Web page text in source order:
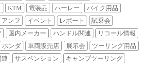
KTM 電装品 ハーレー
バイク用品
アンフ イベント レポート
試乗会
国内メーカー ハンドル関連
リコール情報
ホンダ 車両販売店 展示会
ツーリング用品
連 サスペンション
キャンプツーリング